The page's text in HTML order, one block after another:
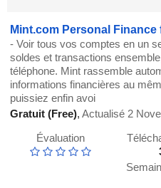
Mint.com Personal Finance
- Voir tous vos comptes en un
soldes et transactions
téléphone. Mint rassemble
informations financières au
puissiez enfin avoi
Gratuit (Free),Actualisé 2
Évaluation